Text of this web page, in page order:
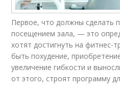
Первое, что должны сделать
посещением зала, — это
хотят достигнуть на фитнес-
быть похудение,
увеличение гибкости и
от этого, строят программу